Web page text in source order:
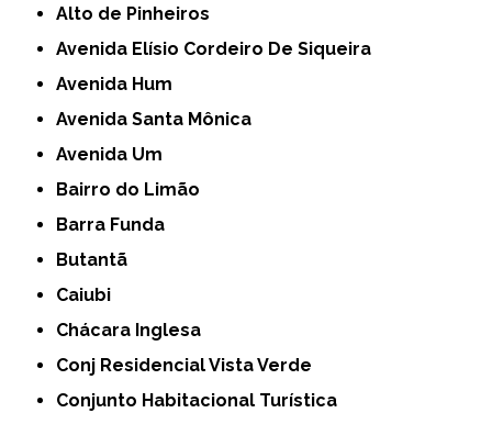
Alto de Pinheiros
Avenida Elísio Cordeiro De Siqueira
Avenida Hum
Avenida Santa Mônica
Avenida Um
Bairro do Limão
Barra Funda
Butantã
Caiubi
Chácara Inglesa
Conj Residencial Vista Verde
Conjunto Habitacional Turística